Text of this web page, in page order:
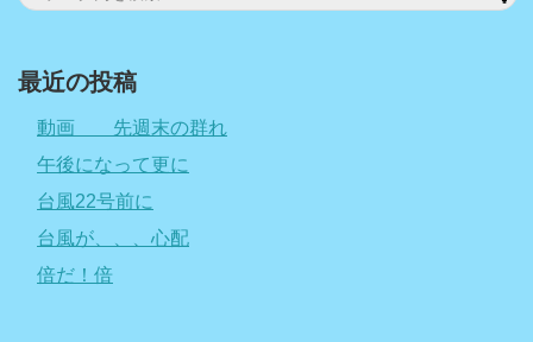
最近の投稿
動画 先週末の群れ
午後になって更に
台風22号前に
台風が、、、心配
倍だ！倍